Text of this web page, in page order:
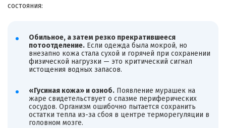
состояния:
Обильное, а затем резко прекратившееся
потоотделение.Если одежда была мокрой, но
внезапно кожа стала сухой и горячей при сохранении
физической нагрузки — это критический сигнал
истощения водных запасов.
«Гусиная кожа» и озноб.Появление мурашек на
жаре свидетельствует о спазме периферических
сосудов. Организм ошибочно пытается сохранить
остатки тепла из-за сбоя в центре терморегуляции в
головном мозге.